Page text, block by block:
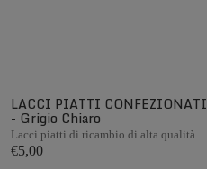
LACCI PIATTI CONFEZIONATI
- Grigio Chiaro
Lacci piatti di ricambio di alta qualità
€5,00